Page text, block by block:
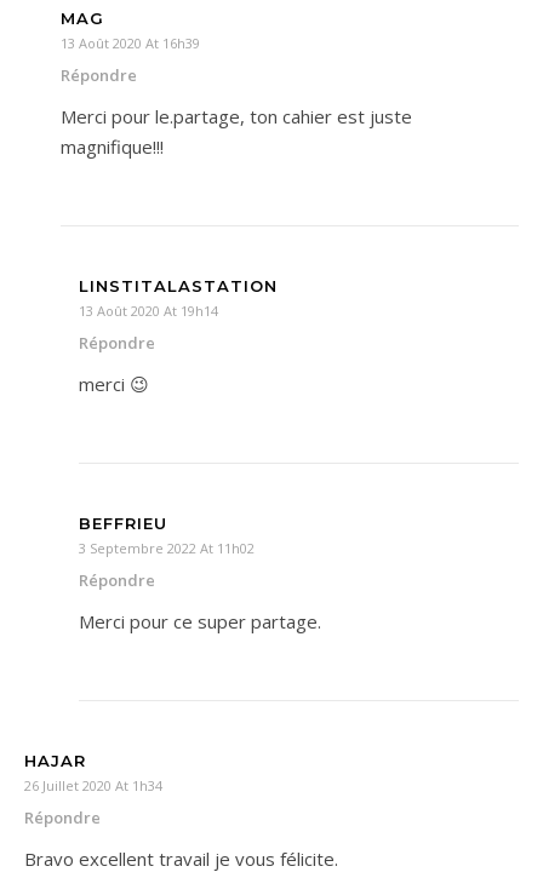
MAG
13 Août 2020 At 16h39
Répondre
Merci pour le.partage, ton cahier est juste
magnifique!!!
LINSTITALASTATION
13 Août 2020 At 19h14
Répondre
merci 😉
BEFFRIEU
3 Septembre 2022 At 11h02
Répondre
Merci pour ce super partage.
HAJAR
26 Juillet 2020 At 1h34
Répondre
Bravo excellent travail je vous félicite.